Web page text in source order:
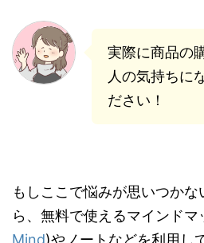
実際に商品の
人の気持ちに
ださい！
もしここで悩みが思いつか
ら、無料で使えるマインドマ